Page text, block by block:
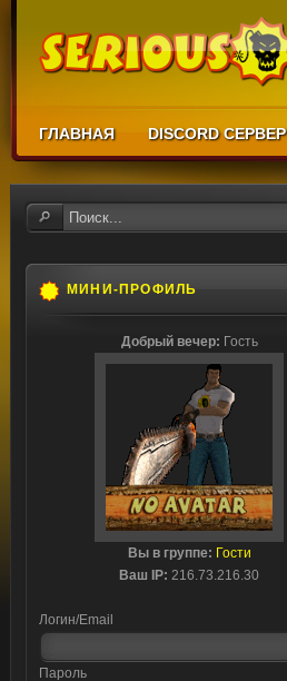
ГЛАВНАЯ DISCORD СЕРВЕР
МИНИ-ПРОФИЛЬ
Добрый вечер: Гость
Вы в группе: Гости
Ваш IP: 216.73.216.30
Логин/Email
Пароль